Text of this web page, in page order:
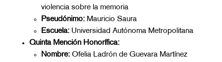
violencia sobre la memoria
Pseudónimo: Mauricio Saura
Escuela: Universidad Autónoma Metropolitana
Quinta Mención Honorífica:
Nombre: Ofelia Ladrón de Guevara Martínez